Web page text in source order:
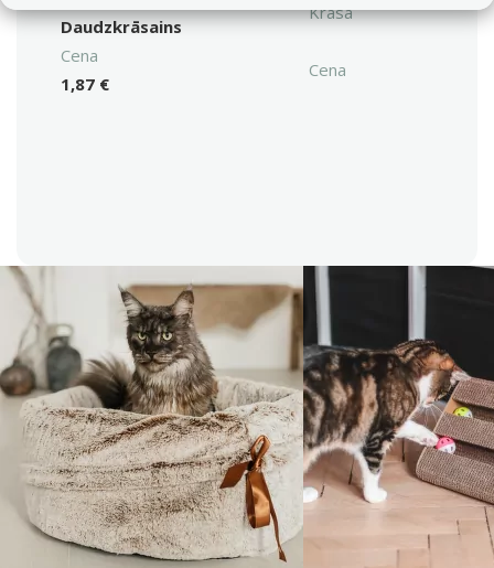
Daudzkrāsains
Krāsa
Cena
1,87 €
Cena